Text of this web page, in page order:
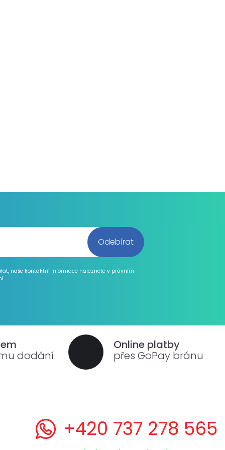
naše kontaktní informace naleznete v právním
dodání
Online platby
přes GoPay bránu
+420 737 278 565